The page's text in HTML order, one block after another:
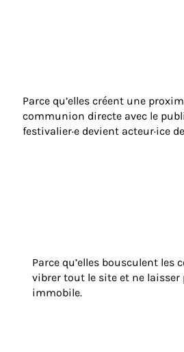
Parce qu’elles créent une
communion directe avec le
festivalier·e devient acteur·ice
Parce qu’elles bousculent les
vibrer tout le site et ne laisser
immobile.